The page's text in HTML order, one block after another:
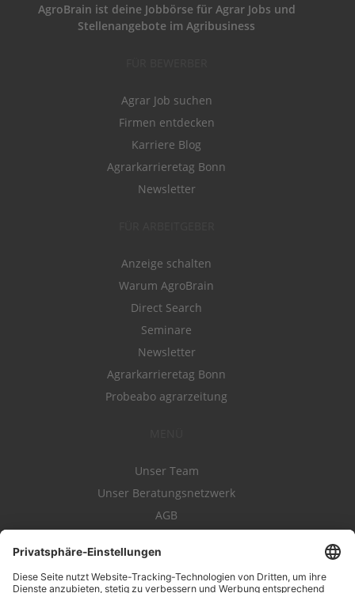
AgroBrain ist deine Jobbörse für Agrar Jobs und
Stellenangebote im Agribusiness
Agrar Job suchen
Firmen entdecken
Karriere Blog
Agrarkarrieretag Bonn
Newsletter
Anzeige schalten
Warum AgroBrain
Direct Search
Seminare
Newsletter
Agrarkarrieretag Bonn
Probeabo agrarzeitung
Unser Team
Unser Beratungsnetzwerk
AGB
Datenschutz
Impressum